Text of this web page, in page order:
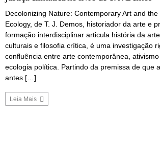
Decolonizing Nature: Contemporary Art and the
Ecology, de T. J. Demos, historiador da arte e
formação interdisciplinar articula história da
culturais e filosofia crítica, é uma investigação
confluência entre arte contemporânea,
ecologia política. Partindo da premissa de que
antes […]
Leia Mais